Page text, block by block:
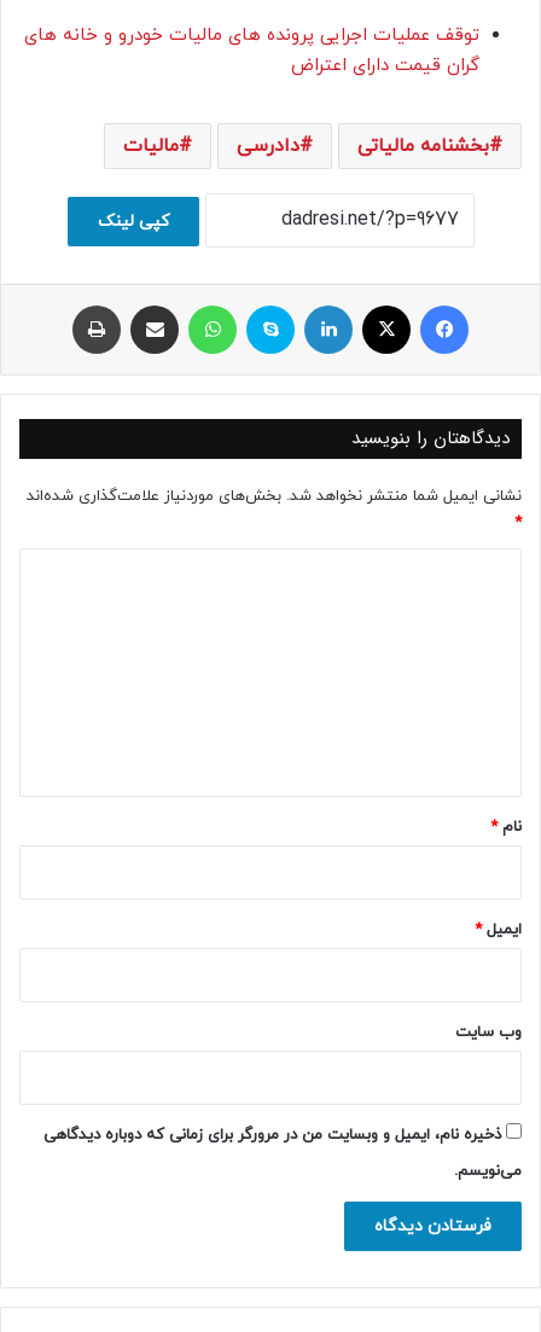
توقف عملیات اجرایی پرونده های مالیات خودرو و خانه های
گران قیمت دارای اعتراض
بخشنامه مالیاتی دادرسی مالیات
کپی لینک
فیسبوک ایکس لینکداین اسکایپ واتس آپ اشتراک با ایمیل
دیدگاهتان را بنویسید
نشانی ایمیل شما منتشر نخواهد شد. بخش‌های موردنیاز علامت‌گذاری شده‌اند
*
نام*
ایمیل*
وب‌ سایت
ذخیره نام، ایمیل و وبسایت من در مرورگر برای زمانی که دوباره دیدگاهی
می‌نویسم.